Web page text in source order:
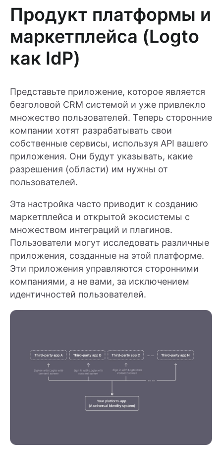
Продукт платформы и
маркетплейса (Logto
как IdP)
Представьте приложение, которое является
безголовой CRM системой и уже привлекло
множество пользователей. Теперь сторонние
компании хотят разрабатывать свои
собственные сервисы, используя API вашего
приложения. Они будут указывать, какие
разрешения (области) им нужны от
пользователей.
Эта настройка часто приводит к созданию
маркетплейса и открытой экосистемы с
множеством интеграций и плагинов.
Пользователи могут исследовать различные
приложения, созданные на этой платформе.
Эти приложения управляются сторонними
компаниями, а не вами, за исключением
идентичностей пользователей.